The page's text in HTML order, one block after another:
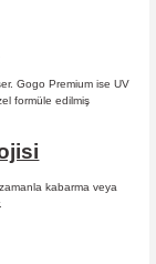
Gogo Premium ise UV
formüle edilmiş
kabarma veya